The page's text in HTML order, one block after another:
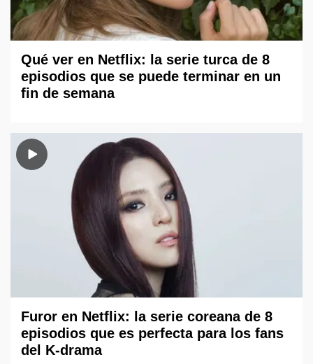
Qué ver en Netflix: la serie turca de 8
episodios que se puede terminar en un
fin de semana
Furor en Netflix: la serie coreana de 8
episodios que es perfecta para los fans
del K-drama